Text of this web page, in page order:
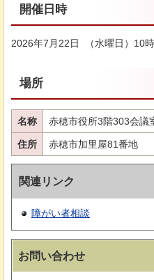
開催日時
2026年7月22日 （水曜日）10
場所
名称 赤穂市役所3階303会議
住所 赤穂市加里屋81番地
関連リンク
障がい者相談
お問い合わせ